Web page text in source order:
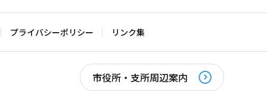
プライバシーポリシー リンク集
市役所・支所周辺案内